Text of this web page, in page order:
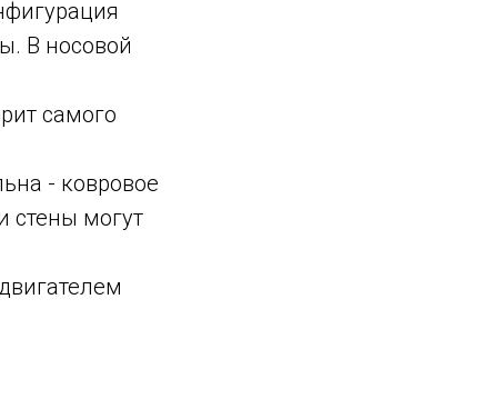
В носовой
самого
- ковровое
стены могут